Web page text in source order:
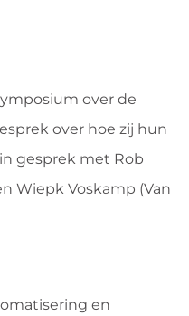
over de
over hoe zij hun
gesprek met Rob
Wiepk Voskamp (Van
en